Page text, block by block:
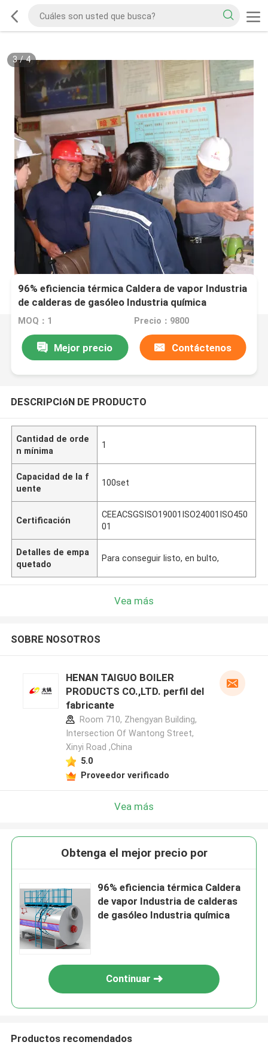
3/4
96% eficiencia térmica Caldera de vapor Industria
de calderas de gasóleo Industria química
MOQ：1 Precio：9800
Mejor precio Contáctenos
DESCRIPCIóN DE PRODUCTO
Cantidad de orde
n mínima
1
Capacidad de la f
uente
100set
Certificación
CEEACSGSISO19001ISO24001ISO450
01
Detalles de empa
quetado
Para conseguir listo, en bulto,
Vea más
SOBRE NOSOTROS
HENAN TAIGUO BOILER
PRODUCTS CO.,LTD. perfil del
fabricante
Room 710, Zhengyan Building,
Intersection Of Wantong Street,
Xinyi Road ,China
5.0
Proveedor verificado
Vea más
Obtenga el mejor precio por
96% eficiencia térmica Caldera
de vapor Industria de calderas
de gasóleo Industria química
Continuar
Productos recomendados